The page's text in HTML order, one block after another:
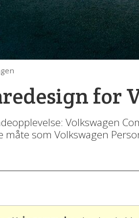
for
Volkswagen
måte som Volkswagen